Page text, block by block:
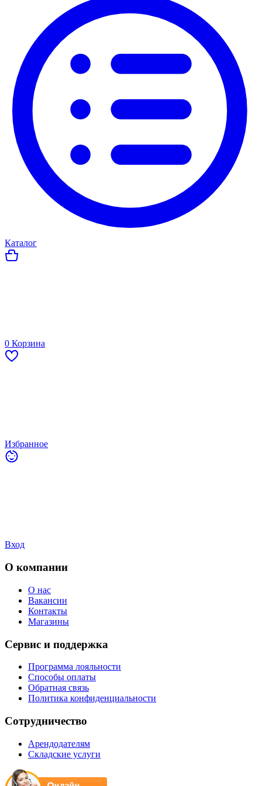
Каталог
0 Корзина
Избранное
Вход
О компании
О нас
Вакансии
Контакты
Магазины
Сервис и поддержка
Программа лояльности
Способы оплаты
Обратная связь
Политика конфиденциальности
Сотрудничество
Арендодателям
Складские услуги